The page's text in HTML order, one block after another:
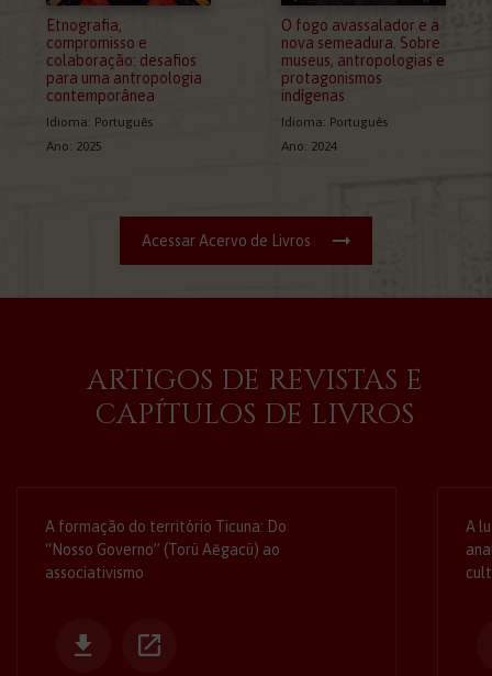
Etnografia,
compromisso e
colaboração: desafios
para uma antropologia
contemporânea
Idioma: Português
Ano: 2025
O fogo avassalador e a
nova semeadura. Sobre
museus, antropologias e
protagonismos
indígenas
Idioma: Português
Ano: 2024
Acessar Acervo de Livros
ARTIGOS DE REVISTAS E
CAPÍTULOS DE LIVROS
A formação do território Ticuna: Do
“Nosso Governo” (Torü Aẽgacü) ao
associativismo
A